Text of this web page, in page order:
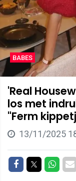
BABES
'Real
los met
"Ferm
13/11/2025
Delen opDelen op